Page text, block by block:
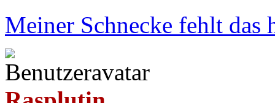
Meiner Schnecke fehlt das